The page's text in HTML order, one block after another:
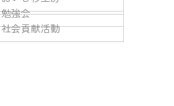
勉強会
社会貢献活動